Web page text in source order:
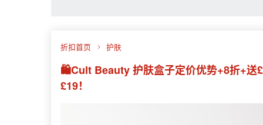
折扣首页 护肤
🛍Cult Beauty 护肤盒子定价优势+8折+送
£19！